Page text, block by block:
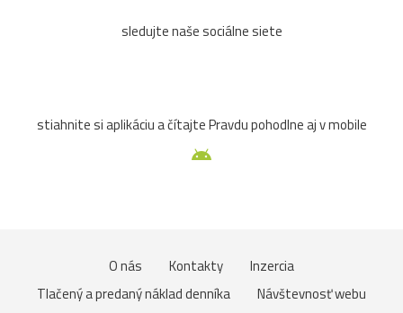
sledujte naše sociálne siete
stiahnite si aplikáciu a čítajte Pravdu pohodlne aj v mobile
O nás Kontakty
Inzercia
Tlačený a predaný náklad denníka
Návštevnosť webu